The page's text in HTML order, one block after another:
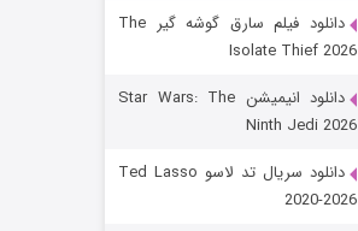
دانلود فیلم سارق گوشه گیر The
Isolate Thief 2026
دانلود انیمیشن Star Wars: The
Ninth Jedi 2026
دانلود سریال تد لاسو Ted Lasso
2020-2026